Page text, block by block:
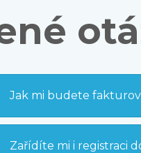
Jak mi budete
Zařídíte mi i registraci